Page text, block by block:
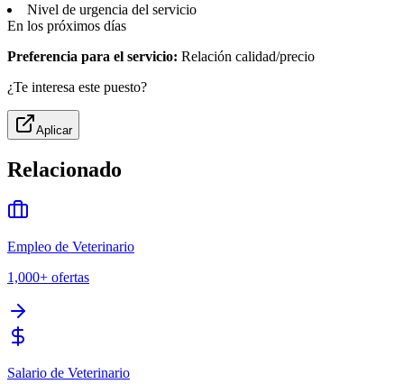
Nivel de urgencia del servicio
En los próximos días
Preferencia para el servicio: Relación calidad/precio
¿Te interesa este puesto?
Aplicar
Relacionado
Empleo de Veterinario
1,000+ ofertas
Salario de Veterinario